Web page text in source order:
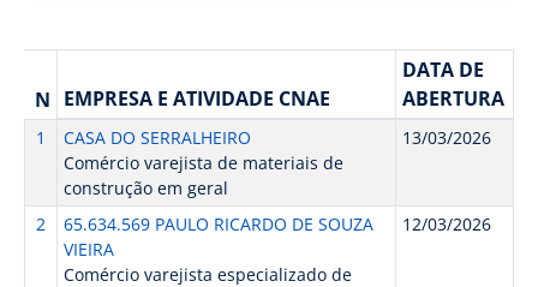
N EMPRESA E ATIVIDADE CNAE
DATA DE
ABERTURA
1
CASA DO SERRALHEIRO
Comércio varejista de materiais de
construção em geral
13/03/2026
2
65.634.569 PAULO RICARDO DE SOUZA
VIEIRA
Comércio varejista especializado de
12/03/2026